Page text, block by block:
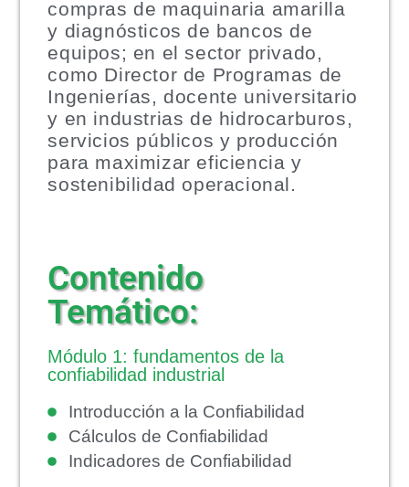
compras de maquinaria amarilla
y diagnósticos de bancos de
equipos; en el sector privado,
como Director de Programas de
Ingenierías, docente universitario
y en industrias de hidrocarburos,
servicios públicos y producción
para maximizar eficiencia y
sostenibilidad operacional.
Contenido
Temático:
Módulo 1: fundamentos de la
confiabilidad industrial
Introducción a la Confiabilidad
Cálculos de Confiabilidad
Indicadores de Confiabilidad